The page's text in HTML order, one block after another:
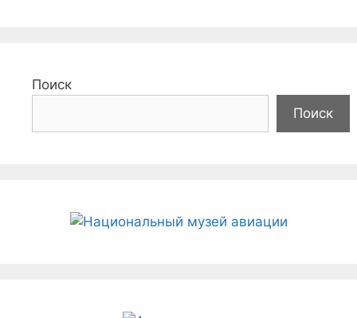
Поиск
Поиск